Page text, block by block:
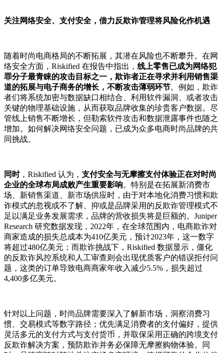
关注网络安全、支付安全，借力反欺诈管理将风险化作机遇
随着时尚电商格局的不断拓展，其潜在风险也不断攀升。在网
络安全方面，Riskified 在报告中指出， 线上零售已成为网络犯
罪分子最青睐的攻击目标之一，欺诈者正在寻求并利用销售渠
道的拓展与电子商务的增长，不断攻击薄弱环节。例如，欺诈
者们将系统加密与数据缺口相结合、利用软件漏洞、或者攻击
关键的物理基础设施，从而获取品牌收集的珍贵客户数据。尽
管线上销售不断增长，但勒索软件攻击和数据泄露事件也随之
增加。如何解决网络安全问题，已成为众多电商时尚品牌的共
同挑战。
同时，Riskified 认为， 支付安全与无摩擦支付体验正在对时尚
企业的全球布局成败产生重要影响。特别是在拓展新消费市
场、新销售渠道、新市场供应时，由于对本地化消费习惯和欺
诈模式的忽视或不了解、抑或是品牌采用的反欺诈管理模式不
足以满足业务发展需求，品牌的营收损失将是巨额的。Juniper
Research 研究数据发现，2022年，在全球范围内，电商欺诈对
商家造成的损失总成本为410亿美元，预计2023年，这一数字
将超过480亿美元；而欺诈挑战下，Riskified 数据显示，僵化
的反欺诈风控系统和人工审查则会出现优质客户的错误拒付问
题，这类的订单导致电商商家年收入减少5.5%，损失超过
4,400多亿美元。
针对以上问题，时尚品牌需要深入了解新市场，洞察消费习
惯、交易模式等数字路径；优先满足消费者的支付偏好，提供
灵活多元的支付方式与支付货币，并取保采用正确的跨境支付
反欺诈解决方案，预防欺诈并务必保障无摩擦购物体验。同